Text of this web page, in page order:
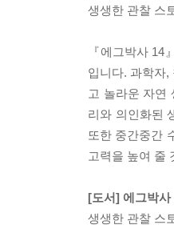
생생한 관찰 스
『에그박사
입니다. 과학자
고 놀라운 자연
리와 의인화된
또한 중간중간
고력을 높여 줄
[도서] 에그박사
생생한 관찰 스